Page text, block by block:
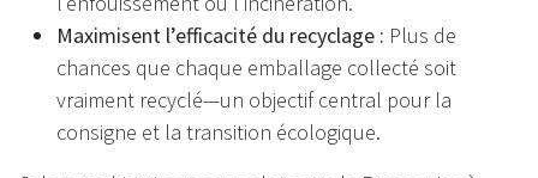
Maximisent l’efficacité du recyclage : Plus de
chances que chaque emballage collecté soit
vraiment recyclé—un objectif central pour la
consigne et la transition écologique.